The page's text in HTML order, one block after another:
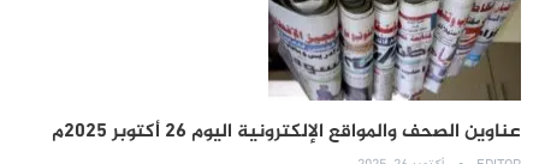
عناوين الصحف والمواقع الإلكترونية اليوم 26 أكتوبر 2025م